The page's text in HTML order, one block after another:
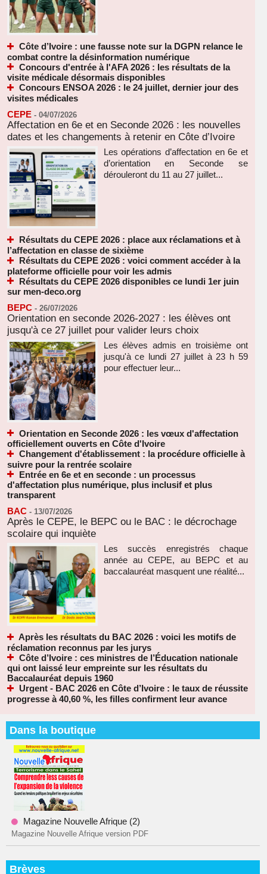
Côte d’Ivoire : une fausse note sur la DGPN relance le
combat contre la désinformation numérique
Concours d'entrée à l'AFA 2026 : les résultats de la
visite médicale désormais disponibles
Concours ENSOA 2026 : le 24 juillet, dernier jour des
visites médicales
CEPE - 04/07/2026
Affectation en 6e et en Seconde 2026 : les nouvelles
dates et les changements à retenir en Côte d’Ivoire
Les opérations d’affectation en 6e et
d’orientation en Seconde se
dérouleront du 11 au 27 juillet...
Résultats du CEPE 2026 : place aux réclamations et à
l’affectation en classe de sixième
Résultats du CEPE 2026 : voici comment accéder à la
plateforme officielle pour voir les admis
Résultats du CEPE 2026 disponibles ce lundi 1er juin
sur men-deco.org
BEPC - 26/07/2026
Orientation en seconde 2026-2027 : les élèves ont
jusqu'à ce 27 juillet pour valider leurs choix
Les élèves admis en troisième ont
jusqu'à ce lundi 27 juillet à 23 h 59
pour effectuer leur...
Orientation en Seconde 2026 : les vœux d'affectation
officiellement ouverts en Côte d'Ivoire
Changement d'établissement : la procédure officielle à
suivre pour la rentrée scolaire
Entrée en 6e et en seconde : un processus
d'affectation plus numérique, plus inclusif et plus
transparent
BAC - 13/07/2026
Après le CEPE, le BEPC ou le BAC : le décrochage
scolaire qui inquiète
Les succès enregistrés chaque
année au CEPE, au BEPC et au
baccalauréat masquent une réalité...
Après les résultats du BAC 2026 : voici les motifs de
réclamation reconnus par les jurys
Côte d’Ivoire : ces ministres de l’Éducation nationale
qui ont laissé leur empreinte sur les résultats du
Baccalauréat depuis 1960
Urgent - BAC 2026 en Côte d’Ivoire : le taux de réussite
progresse à 40,60 %, les filles confirment leur avance
Dans la boutique
Magazine Nouvelle Afrique (2)
Magazine Nouvelle Afrique version PDF
Brèves